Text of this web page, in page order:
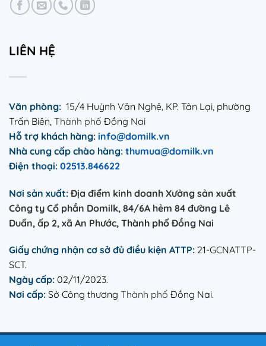
LIÊN HỆ
Văn phòng: 15/4 Huỳnh Văn Nghệ, KP. Tân Lại, phường
Trấn Biên, Thành phố Đồng Nai
Hỗ trợ khách hàng: info@domilk.vn
Nhà cung cấp chào hàng: thumua@domilk.vn
Điện thoại: 02513.846622
Nơi sản xuất: Địa điểm kinh doanh Xưởng sản xuất
Công ty Cổ phần Domilk, 84/6A hẻm 84 đường Lê
Duẩn, ấp 2, xã An Phước, Thành phố Đồng Nai
Giấy chứng nhận cơ sở đủ điều kiện ATTP: 21-GCNATTP-
SCT.
Ngày cấp: 02/11/2023.
Nơi cấp: Sở Công thương Thành phố Đồng Nai.